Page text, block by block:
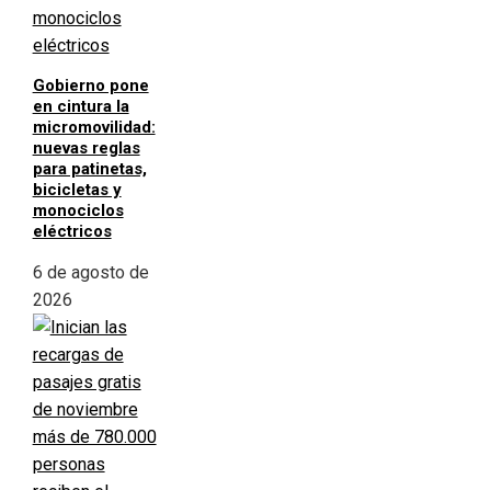
Gobierno pone
en cintura la
micromovilidad:
nuevas reglas
para patinetas,
bicicletas y
monociclos
eléctricos
6 de agosto de
2026